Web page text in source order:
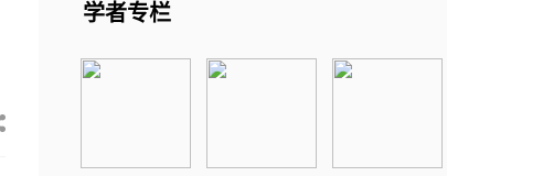
学者专栏